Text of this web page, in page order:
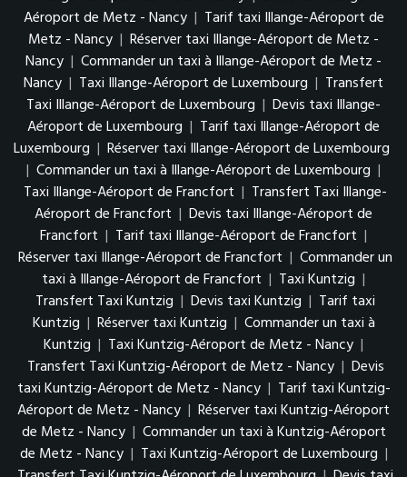
Aéroport de Metz - Nancy | Tarif taxi Illange-Aéroport de
Metz - Nancy | Réserver taxi Illange-Aéroport de Metz -
Nancy | Commander un taxi à Illange-Aéroport de Metz -
Nancy | Taxi Illange-Aéroport de Luxembourg | Transfert
Taxi Illange-Aéroport de Luxembourg | Devis taxi Illange-
Aéroport de Luxembourg | Tarif taxi Illange-Aéroport de
Luxembourg | Réserver taxi Illange-Aéroport de Luxembourg
| Commander un taxi à Illange-Aéroport de Luxembourg |
Taxi Illange-Aéroport de Francfort | Transfert Taxi Illange-
Aéroport de Francfort | Devis taxi Illange-Aéroport de
Francfort | Tarif taxi Illange-Aéroport de Francfort |
Réserver taxi Illange-Aéroport de Francfort | Commander un
taxi à Illange-Aéroport de Francfort | Taxi Kuntzig |
Transfert Taxi Kuntzig | Devis taxi Kuntzig | Tarif taxi
Kuntzig | Réserver taxi Kuntzig | Commander un taxi à
Kuntzig | Taxi Kuntzig-Aéroport de Metz - Nancy |
Transfert Taxi Kuntzig-Aéroport de Metz - Nancy | Devis
taxi Kuntzig-Aéroport de Metz - Nancy | Tarif taxi Kuntzig-
Aéroport de Metz - Nancy | Réserver taxi Kuntzig-Aéroport
de Metz - Nancy | Commander un taxi à Kuntzig-Aéroport
de Metz - Nancy | Taxi Kuntzig-Aéroport de Luxembourg |